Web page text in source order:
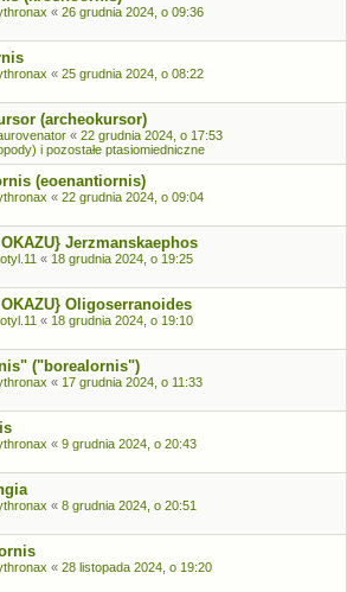
« 26 grudnia 2024, o 09:36
« 25 grudnia 2024, o 08:22
(archeokursor)
« 22 grudnia 2024, o 17:53
i pozostałe ptasiomiedniczne
(eoenantiornis)
« 22 grudnia 2024, o 09:04
Jerzmanskaephos
« 18 grudnia 2024, o 19:25
Oligoserranoides
« 18 grudnia 2024, o 19:10
("borealornis")
« 17 grudnia 2024, o 11:33
« 9 grudnia 2024, o 20:43
« 8 grudnia 2024, o 20:51
« 28 listopada 2024, o 19:20